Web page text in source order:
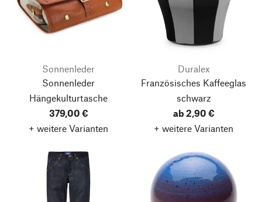
Sonnenleder
Sonnenleder
Hängekulturtasche
379,00 €
+ weitere Varianten
Duralex
Französisches Kaffeeglas
schwarz
ab 2,90 €
+ weitere Varianten